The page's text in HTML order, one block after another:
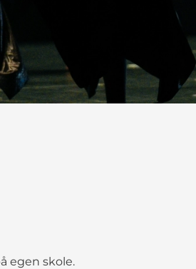
egen skole.